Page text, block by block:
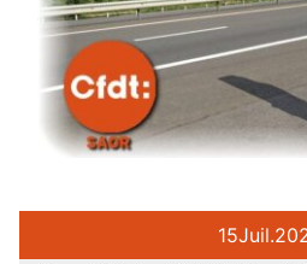
15Juil.